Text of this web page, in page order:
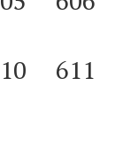
611